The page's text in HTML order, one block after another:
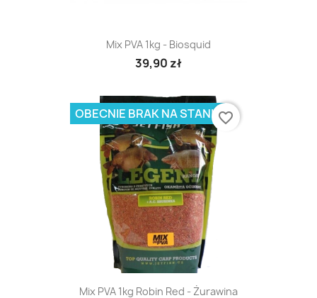
Mix PVA 1kg - Biosquid
39,90 zł
Mix PVA 1kg Robin Red - Żurawina
OBECNIE BRAK NA STANIEfavorite_border